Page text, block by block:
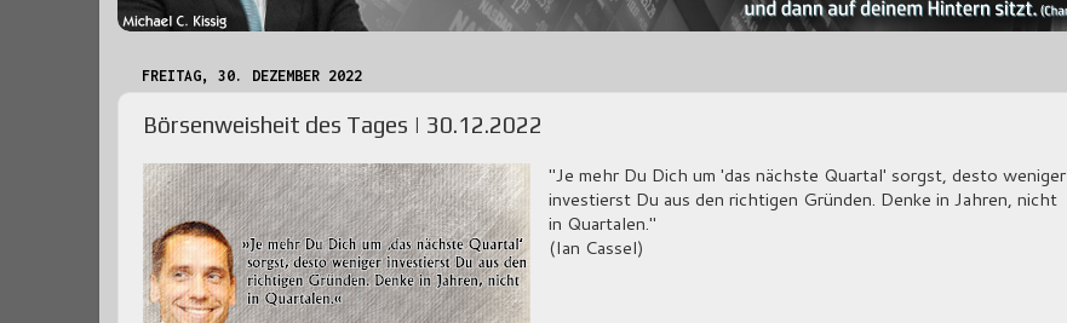
FREITAG, 30. DEZEMBER 2022
Börsenweisheit des Tages | 30.12.2022
"Je mehr Du Dich um 'das nächste Quartal' sorgst, desto weniger
investierst Du aus den richtigen Gründen. Denke in Jahren, nicht
in Quartalen."
(Ian Cassel)